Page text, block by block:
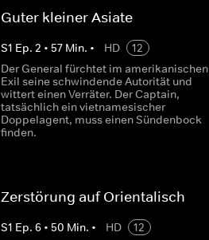
Guter kleiner Asiate
S1 Ep.2 • 57 Min. • HD
12
Der General fürchtet im amerikanischen
Exil seine schwindende Autorität und
wittert einen Verräter. Der Captain,
tatsächlich ein vietnamesischer
Doppelagent, muss einen Sündenbock
finden.
Zerstörung auf Orientalisch
S1 Ep.6 • 50 Min. • HD
12